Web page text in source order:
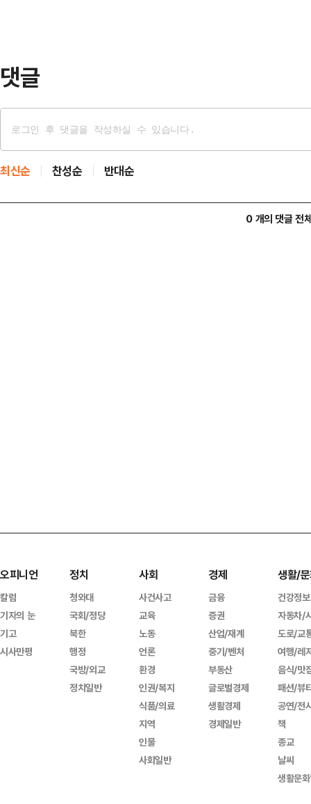
댓글
최신순 찬성순 반대순
0 개의 댓글 전
오피니언
칼럼
기자의 눈
기고
시사만평
정치
청와대
국회/정당
북한
행정
국방/외교
정치일반
사회
사건사고
교육
노동
언론
환경
인권/복지
식품/의료
지역
인물
사회일반
경제
금융
증권
산업/재계
중기/벤처
부동산
글로벌경제
생활경제
경제일반
생활/
건강정보
자동차/
도로/교
여행/레
음식/맛
패션/뷰
공연/전
책
종교
날씨
생활문